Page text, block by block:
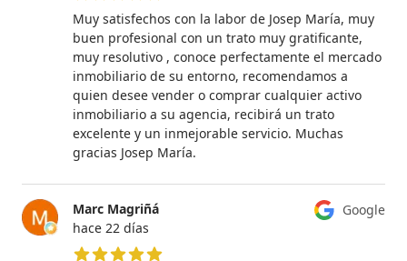
5 de 5 estrellas
Muy satisfechos con la labor de Josep María, muy
buen profesional con un trato muy gratificante,
muy resolutivo , conoce perfectamente el mercado
inmobiliario de su entorno, recomendamos a
quien desee vender o comprar cualquier activo
inmobiliario a su agencia, recibirá un trato
excelente y un inmejorable servicio. Muchas
gracias Josep María.
Google
Marc Magriñá
hace 22 días